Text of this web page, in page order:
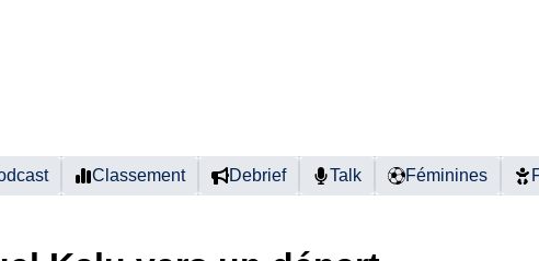
Classement Debrief Talk Féminines